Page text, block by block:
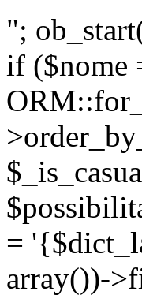
";
if ($nome
=
array())-